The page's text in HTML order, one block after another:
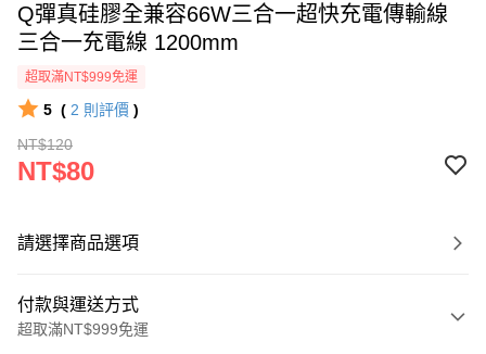
Q彈真硅膠全兼容66W三合一超快充電傳輸線
三合一充電線 1200mm
超取滿NT$999免運
5 ( 2 則評價 )
NT$120
NT$80
請選擇商品選項
付款與運送方式
超取滿NT$999免運